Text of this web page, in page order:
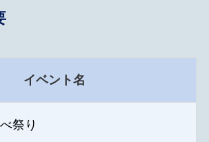
イベント名
祭り